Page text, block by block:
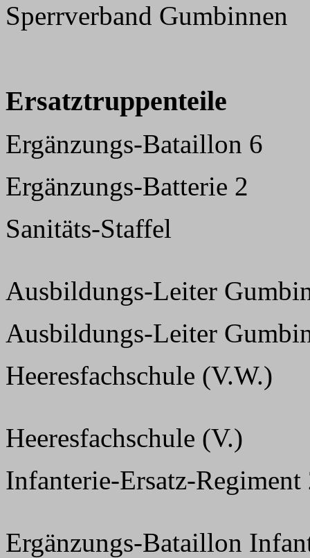
Sperrverband Gumbinnen
Ersatztruppenteile
Ergänzungs-Bataillon 6
Ergänzungs-Batterie 2
Sanitäts-Staffel
Ausbildungs-Leiter
Ausbildungs-Leiter
Heeresfachschule (V.W.)
Heeresfachschule (V.)
Infanterie-Ersatz-Regiment
Ergänzungs-Bataillon